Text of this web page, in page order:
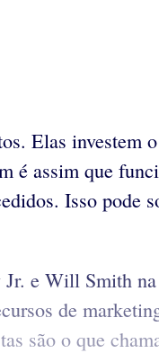
Elas investem
é assim que
Isso pode
e Will Smith
de
são o que